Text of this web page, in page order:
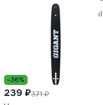
-36%
239 ₽371 ₽